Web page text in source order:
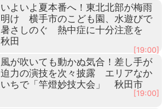
いよいよ夏本番へ！東北北部が梅雨
明け 横手市のこども園、水遊びで
暑さしのぐ 熱中症に十分注意を
秋田
[19:00]
風が吹いても動かぬ気合！差し手が
迫力の演技を次々披露 エリアなか
いちで「竿燈妙技大会」 秋田市
[19:00]